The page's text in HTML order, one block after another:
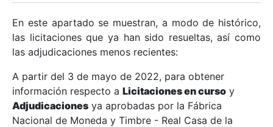
Mostrar/Ocultar
Mostrar/Ocultar
En este apartado se muestran, a modo de histórico,
las licitaciones que ya han sido resueltas, así como
las adjudicaciones menos recientes:
A partir del 3 de mayo de 2022, para obtener
información respecto a Licitaciones en curso y
Adjudicaciones ya aprobadas por la Fábrica
Nacional de Moneda y Timbre - Real Casa de la